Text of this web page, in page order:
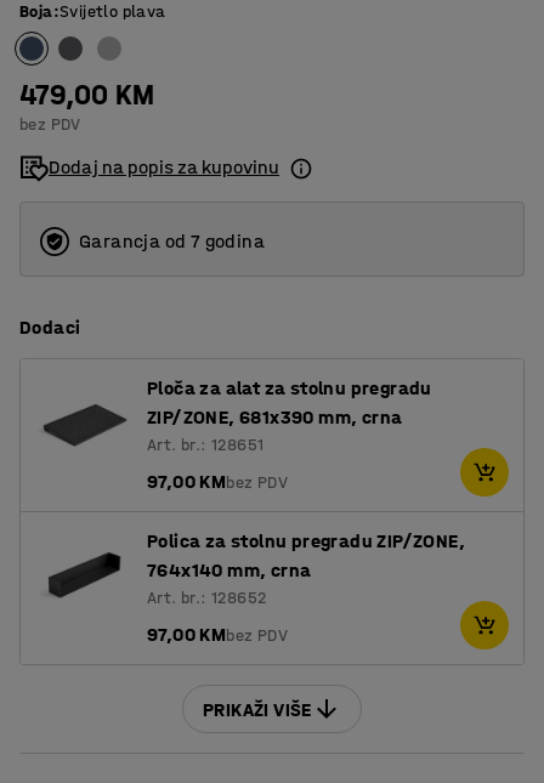
600
800
1000
1200
1600
Boja:Svijetlo plava
479,00 KM
bez PDV
Dodaj na popis za kupovinu
Garancja od 7 godina
Dodaci
Ploča za alat za stolnu pregradu
ZIP/ZONE, 681x390 mm, crna
Art. br.: 128651
97,00 KMbez PDV
Polica za stolnu pregradu ZIP/ZONE,
764x140 mm, crna
Art. br.: 128652
97,00 KMbez PDV
PRIKAŽI VIŠE